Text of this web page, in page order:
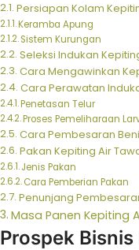
Persiapan Kolam
Keramba Apung
Sistem Kurungan
Seleksi Indukan
Cara Mengawinkan
Cara Perawatan
Penetasan Telur
Proses Pemeliharaan
Cara Pembesaran
Pakan Kepiting Air
Jenis Pakan
Cara Pemberian Pakan
Penunjang
Masa Panen Kepiting
Prospek